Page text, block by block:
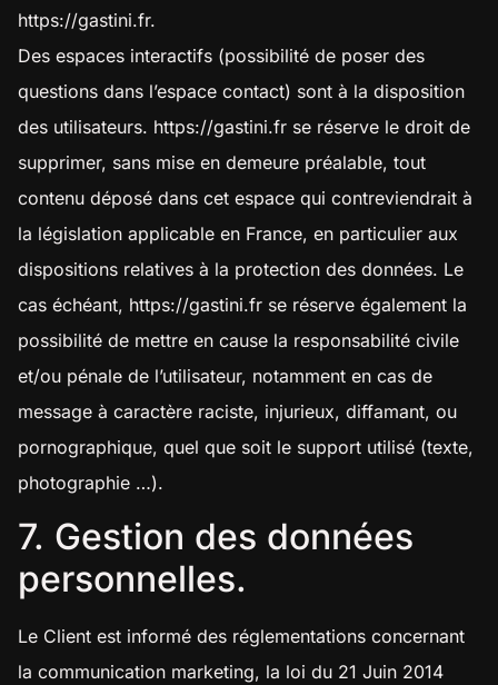
https://gastini.fr.
Des espaces interactifs (possibilité de poser des
questions dans l’espace contact) sont à la disposition
des utilisateurs. https://gastini.fr se réserve le droit de
supprimer, sans mise en demeure préalable, tout
contenu déposé dans cet espace qui contreviendrait à
la législation applicable en France, en particulier aux
dispositions relatives à la protection des données. Le
cas échéant, https://gastini.fr se réserve également la
possibilité de mettre en cause la responsabilité civile
et/ou pénale de l’utilisateur, notamment en cas de
message à caractère raciste, injurieux, diffamant, ou
pornographique, quel que soit le support utilisé (texte,
photographie …).
7. Gestion des données
personnelles.
Le Client est informé des réglementations concernant
la communication marketing, la loi du 21 Juin 2014